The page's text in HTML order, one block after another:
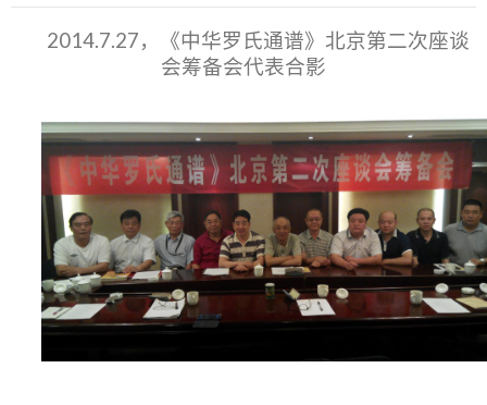
2014.7.27，《中华罗氏通谱》北京第二次座谈
会筹备会代表合影